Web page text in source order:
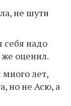
не шути
себя надо
оценил.
много лет,
но не Асю, а